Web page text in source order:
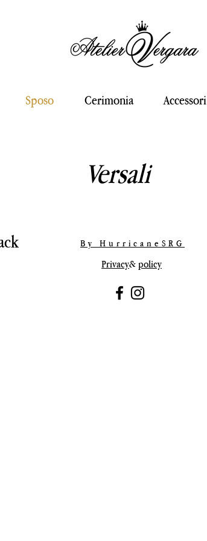
Sposo Cerimonia Accessori
Versali
By HurricaneSRG
Privacy&policy